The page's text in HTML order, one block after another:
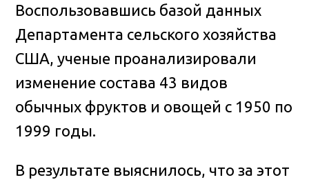
Воспользовавшись базой данных
Департамента сельского хозяйства
США, ученые проанализировали
изменение состава 43 видов
обычных фруктов и овощей с 1950 по
1999 годы.
В результате выяснилось, что за этот